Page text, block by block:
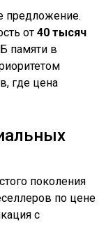
предложение.
от 40 тысяч
памяти в
где цена
поколения
по цене
с